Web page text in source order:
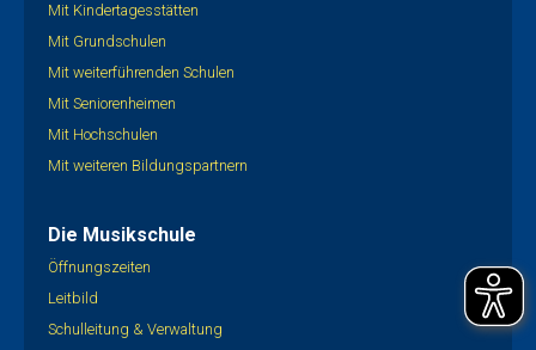
Mit Kindertagesstätten
Mit Grundschulen
Mit weiterführenden Schulen
Mit Seniorenheimen
Mit Hochschulen
Mit weiteren Bildungspartnern
Die Musikschule
Öffnungszeiten
Leitbild
Schulleitung & Verwaltung